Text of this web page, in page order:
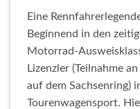
Eine
Beginnend in den
Motorrad-
Lizenzler (Teilnahme
auf dem Sachsenring)
Tourenwagensport.